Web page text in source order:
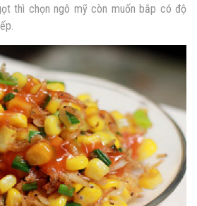
thì chọn ngô mỹ còn muốn bắp có độ